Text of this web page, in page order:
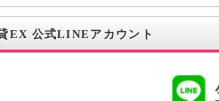
EX 公式LINEアカウント